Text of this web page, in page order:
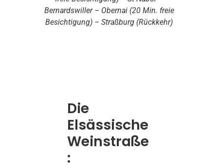
Bernardswiller – Obernai (20 Min. freie
Besichtigung) – Straßburg (Rückkehr)
Die
Elsässische
Weinstraße
: